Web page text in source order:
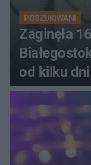
POSZUKIWANI
Zaginęła
od kilku dni